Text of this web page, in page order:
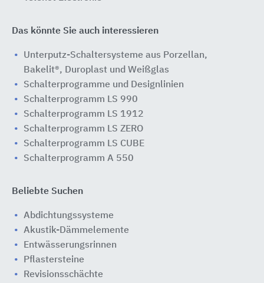
Das könnte Sie auch interessieren
Unterputz-Schaltersysteme aus Porzellan,
Bakelit®, Duroplast und Weißglas
Schalterprogramme und Designlinien
Schalterprogramm LS 990
Schalterprogramm LS 1912
Schalterprogramm LS ZERO
Schalterprogramm LS CUBE
Schalterprogramm A 550
Beliebte Suchen
Abdichtungssysteme
Akustik-Dämmelemente
Entwässerungsrinnen
Pflastersteine
Revisionsschächte